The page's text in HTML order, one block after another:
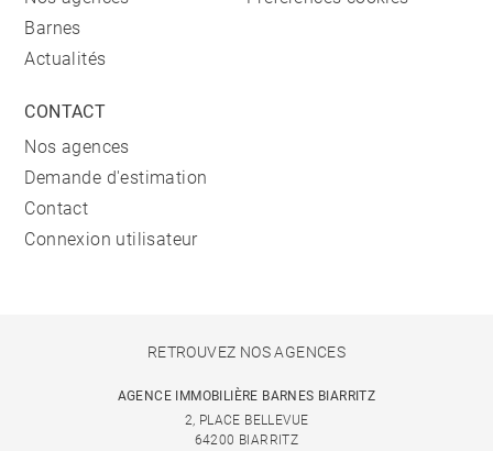
Barnes
Actualités
CONTACT
Nos agences
Demande d'estimation
Contact
Connexion utilisateur
RETROUVEZ NOS AGENCES
AGENCE IMMOBILIÈRE BARNES BIARRITZ
2, PLACE BELLEVUE
64200 BIARRITZ